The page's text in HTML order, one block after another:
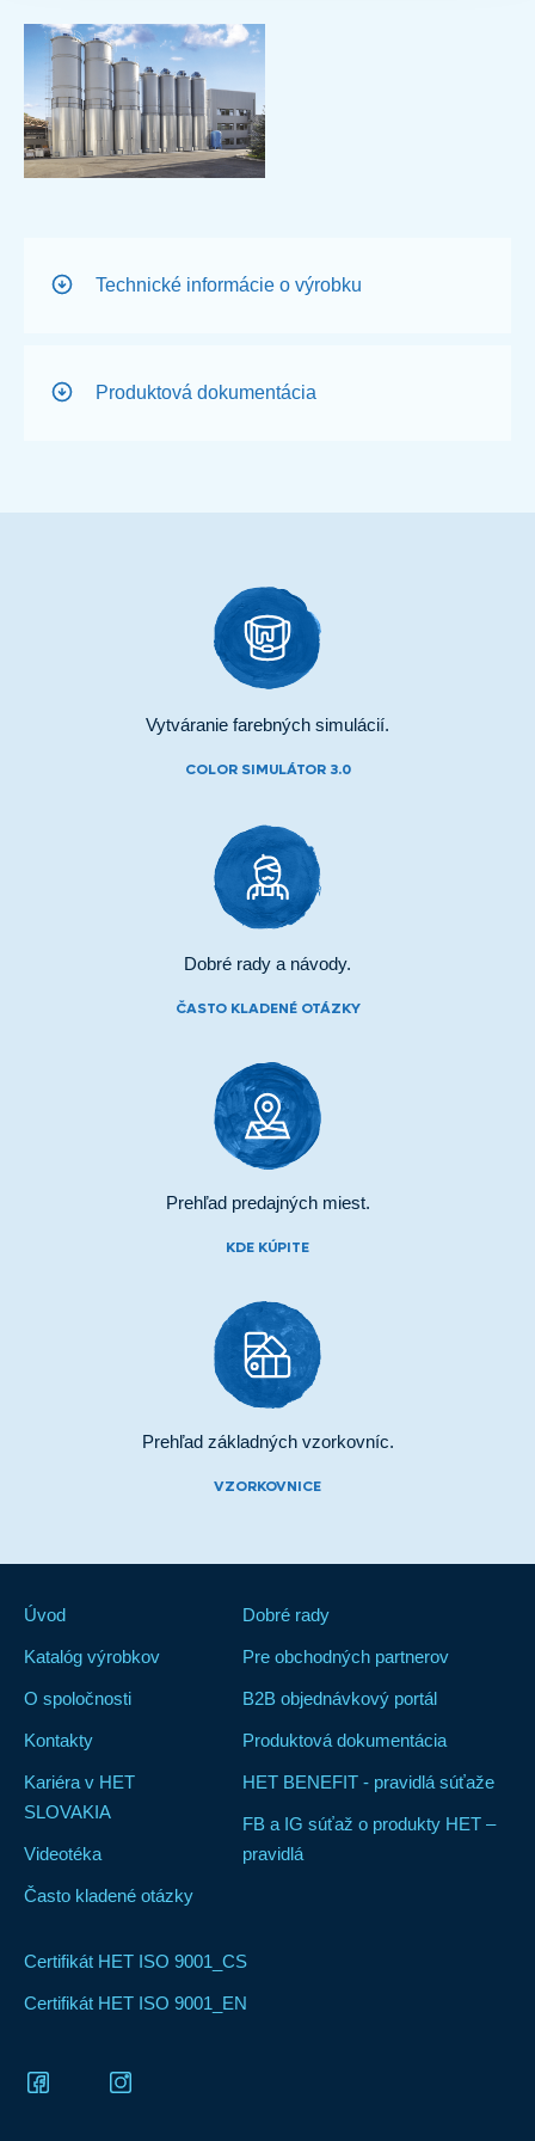
Technické informácie o výrobku
Produktová dokumentácia
Vytváranie farebných simulácií.
COLOR SIMULÁTOR 3.0
Dobré rady a návody.
ČASTO KLADENÉ OTÁZKY
Prehľad predajných miest.
KDE KÚPITE
Prehľad základných vzorkovníc.
VZORKOVNICE
Úvod
Katalóg výrobkov
O spoločnosti
Kontakty
Kariéra v HET
SLOVAKIA
Videotéka
Často kladené otázky
Dobré rady
Pre obchodných partnerov
B2B objednávkový portál
Produktová dokumentácia
HET BENEFIT - pravidlá súťaže
FB a IG súťaž o produkty HET –
pravidlá
Certifikát HET ISO 9001_CS
Certifikát HET ISO 9001_EN